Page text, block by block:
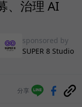
、治理 AI
sponsored by
SUPER 8 Studio
分享